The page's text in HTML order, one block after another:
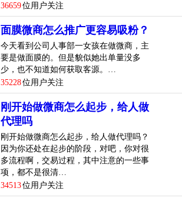
36659位用户关注
面膜微商怎么推广更容易吸粉？
今天看到公司人事部一女孩在做微商，主
要是做面膜的。但是貌似她出单量没多
少，也不知道如何获取客源。…
35228位用户关注
刚开始做微商怎么起步，给人做
代理吗
刚开始做微商怎么起步，给人做代理吗？
因为你还处在起步的阶段，对吧，你对很
多流程啊，交易过程，其中注意的一些事
项，都不是很清…
34513位用户关注